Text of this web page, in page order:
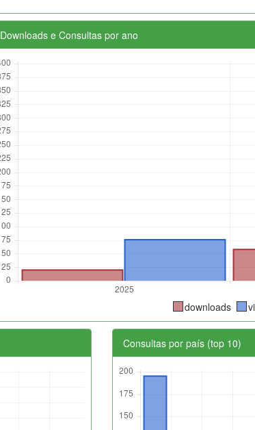
Downloads e Consultas por ano
downloads
Consultas por país (top 10)